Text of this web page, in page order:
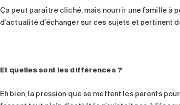
Ça peut paraître cliché, mais nourrir une famille à
d’actualité d’échanger sur ces sujets et
Et quelles sont les différences ?
Eh bien, la pression que se mettent les parents